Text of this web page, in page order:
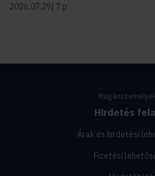
2026.07.29 7 p
Hirdetés
Árak és hirdetési
Fizetési